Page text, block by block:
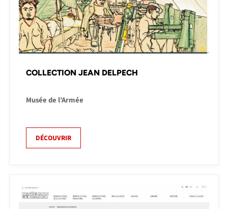
COLLECTION JEAN DELPECH
Musée de l’Armée
DÉCOUVRIR